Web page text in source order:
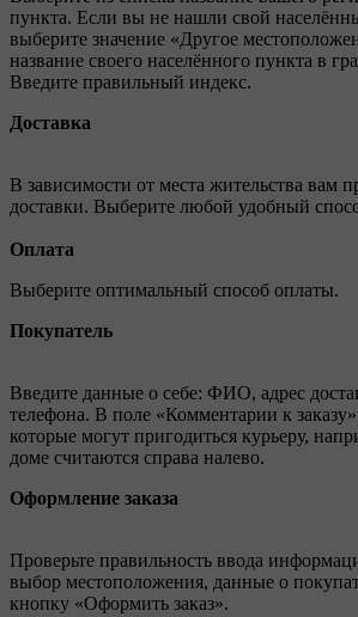
пункта. Если вы не нашли свой
выберите значение «Другое
название своего населённого пункта в
Введите правильный индекс.
Доставка
В зависимости от места жительства вам
доставки. Выберите любой удобный
Оплата
Выберите оптимальный способ оплаты.
Покупатель
Введите данные о себе: ФИО, адрес
телефона. В поле «Комментарии к
которые могут пригодиться курьеру,
доме считаются справа налево.
Оформление заказа
Проверьте правильность ввода
выбор местоположения, данные о
кнопку «Оформить заказ».